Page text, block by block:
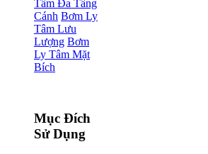
Tâm Đa Tầng
Cánh Bơm Ly
Tâm Lưu
Lượng Bơm
Ly Tâm Mặt
Bích
Mục Đích
Sử Dụng